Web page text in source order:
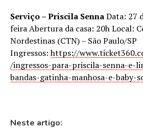
Serviço – Priscila SennaData: 27
feira Abertura da casa: 20hLocal:
Nordestinas (CTN) – São Paulo/SP
Ingressos:https://
/ingressos-para-priscila-senna-e-
bandas-gatinha-manhosa-e-baby-
Neste artigo: